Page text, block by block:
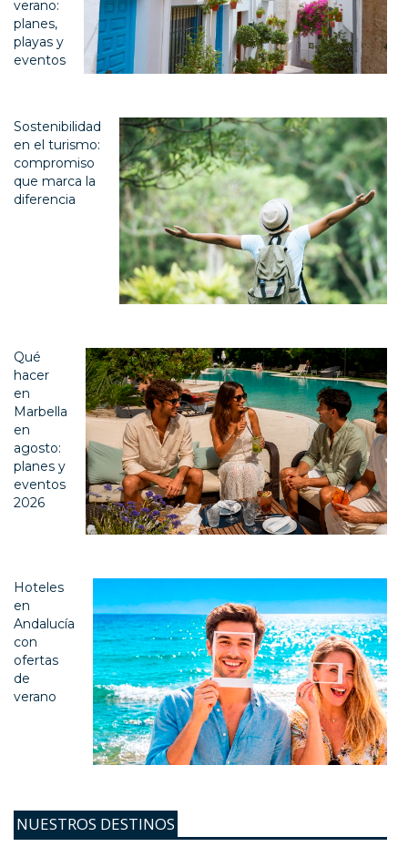
verano:
planes,
playas y
eventos
Sostenibilidad
en el turismo:
compromiso
que marca la
diferencia
Qué
hacer
en
Marbella
en
agosto:
planes y
eventos
2026
Hoteles
en
Andalucía
con
ofertas
de
verano
NUESTROS DESTINOS